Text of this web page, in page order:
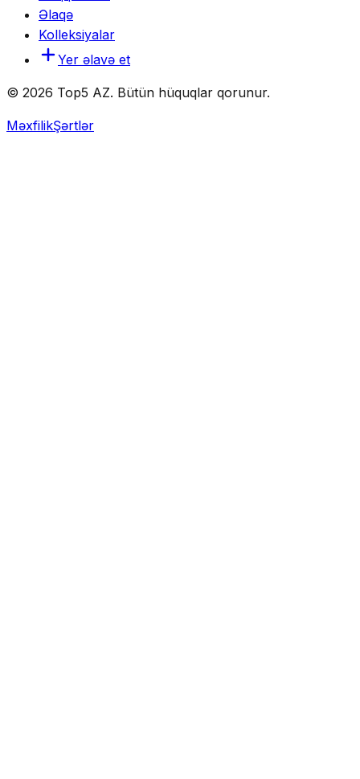
Əlaqə
Kolleksiyalar
Yer əlavə et
© 2026 Top5 AZ. Bütün hüquqlar qorunur.
MəxfilikŞərtlər